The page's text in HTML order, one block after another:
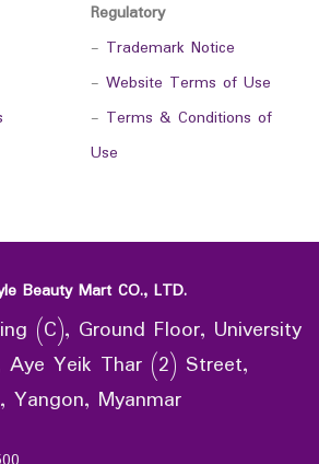
Regulatory
- Trademark Notice
- Website Terms of Use
- Terms & Conditions of
Use
Beauty Mart CO., LTD.
(C), Ground Floor, University
Aye Yeik Thar (2) Street,
Yangon, Myanmar